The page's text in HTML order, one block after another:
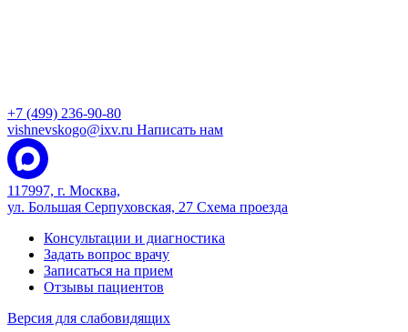
+7 (499) 236-90-80
vishnevskogo@ixv.ru Написать нам
117997, г. Москва,
ул. Большая Серпуховская, 27 Схема проезда
Консультации и диагностика
Задать вопрос врачу
Записаться на прием
Отзывы пациентов
Версия для слабовидящих